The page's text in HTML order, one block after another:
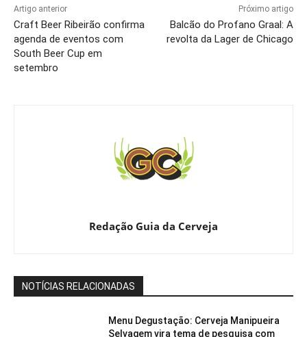
Artigo anterior
Craft Beer Ribeirão confirma
agenda de eventos com
South Beer Cup em
setembro
Próximo artigo
Balcão do Profano Graal: A
revolta da Lager de Chicago
Redação Guia da Cerveja
NOTÍCIAS RELACIONADAS
Menu Degustação: Cerveja Manipueira
Selvagem vira tema de pesquisa com